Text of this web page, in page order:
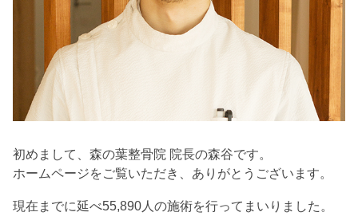
初めまして、森の葉整骨院 院長の森谷です。
ホームページをご覧いただき、ありがとうございます。
現在までに延べ55,890人の施術を行ってまいりました。